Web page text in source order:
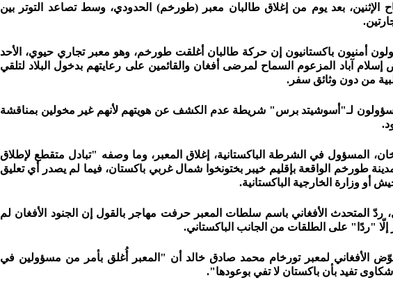
الإثنين، بعد يوم من إغلاق طالبان معبر (طورخم) الحدودي، وسط تصاعد التوتر بين
أمنيون باكستانيون إن حركة طالبان أغلقت طورخم، وهو معبر تجاري حيوي، الأحد
آباد المزعوم السماح لمرضى أفغان والقائمين على رعايتهم بدخول البلاد لتلقي
من دون وثائق سفر.
لـ"أسوشيتد برس" شريطة عدم الكشف عن هويتهم لأنهم غير مخولين بمناقشة
المسؤول في الشرطة الباكستانية، إغلاق المعبر، وما وصفه "تبادل متقطع لإطلاق
طورخم الواقعة بإقليم خيبر بختونخوا شمال غربي باكستان، فيما لم يصدر أي تعليق
أو وزارة الخارجية الباكستانية.
ردّ المتحدث الأفغاني باسم سلطات المعبر حرفت مهاجر بالقول إن الجنود الأفغان لم
إلّا "ردًا" على الطلقات من الجانب الباكستاني.
الأفغاني لمعبر تورخام محمد صادق خالد أن "المعبر أُغلق بأمر من مسؤولين في
شكاوى تفيد بأن باكستان لا تفي بوعودها".